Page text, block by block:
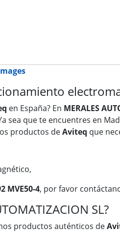
en España? En MERALES
sea que te encuentres en
productos deAviteq que
MVE50-4, por favor
SL?
productos auténticos de